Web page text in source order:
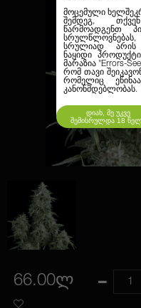
მოცემული
შემდეგ,
წარმოადგენთ
სრულიად არის
ნაყიდი
მარაზია "Errors-
რომ თავი
რომელიც
კანონმდებლობას.
დიახ, მე უკვე
შემისრულდა 18
66.00ლ